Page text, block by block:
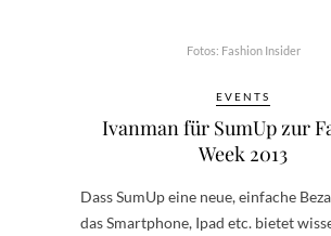
Fotos: Fashion Insider
EVENTS
Ivanman für SumUp zur
Week 2013
Dass SumUp eine neue, einfache
das Smartphone, Ipad etc. bietet